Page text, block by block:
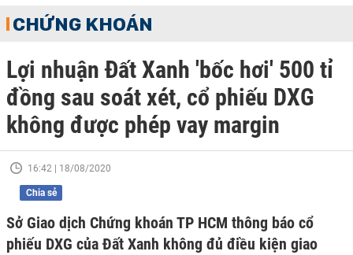
CHỨNG KHOÁN
Lợi nhuận Đất Xanh 'bốc hơi' 500 tỉ
đồng sau soát xét, cổ phiếu DXG
không được phép vay margin
16:42 | 18/08/2020
Chia sẻ
Sở Giao dịch Chứng khoán TP HCM thông báo cổ
phiếu DXG của Đất Xanh không đủ điều kiện giao